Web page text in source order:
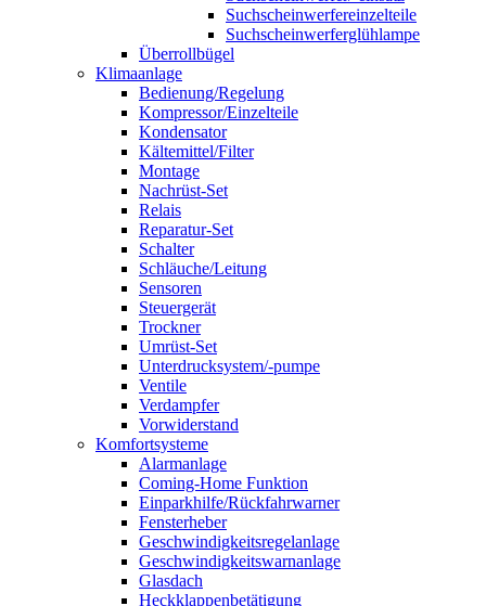
Suchscheinwerfereinzelteile
Suchscheinwerferglühlampe
Überrollbügel
Klimaanlage
Bedienung/Regelung
Kompressor/Einzelteile
Kondensator
Kältemittel/Filter
Montage
Nachrüst-Set
Relais
Reparatur-Set
Schalter
Schläuche/Leitung
Sensoren
Steuergerät
Trockner
Umrüst-Set
Unterdrucksystem/-pumpe
Ventile
Verdampfer
Vorwiderstand
Komfortsysteme
Alarmanlage
Coming-Home Funktion
Einparkhilfe/Rückfahrwarner
Fensterheber
Geschwindigkeitsregelanlage
Geschwindigkeitswarnanlage
Glasdach
Heckklappenbetätigung